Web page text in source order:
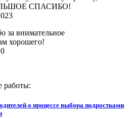
СПАСИБО!
за внимательное
хорошего!
работы:
о процессе выбора подростками